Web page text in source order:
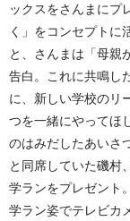
ックスをさんまにプ
く」をコンセプトに
と、さんまは「母親
告白。これに共鳴し
に、新しい学校のリ
つを一緒にやってほ
のはみだしたあいさ
と同席していた磯村
学ランをプレゼント
学ラン姿でテレビカ